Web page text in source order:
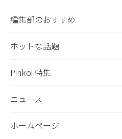
編集部のおすすめ
ホットな話題
Pinkoi 特集
ニュース
ホームページ